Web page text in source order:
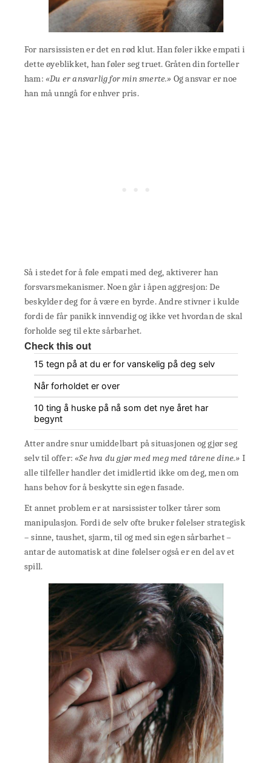
For narsissisten er det en rød klut. Han føler ikke empati i
dette øyeblikket, han føler seg truet. Gråten din forteller
ham: «Du er ansvarlig for min smerte.» Og ansvar er noe
han må unngå for enhver pris.
Så i stedet for å føle empati med deg, aktiverer han
forsvarsmekanismer. Noen går i åpen aggresjon: De
beskylder deg for å være en byrde. Andre stivner i kulde
fordi de får panikk innvendig og ikke vet hvordan de skal
forholde seg til ekte sårbarhet.
Check this out
15 tegn på at du er for vanskelig på deg selv
Når forholdet er over
10 ting å huske på nå som det nye året har
begynt
Atter andre snur umiddelbart på situasjonen og gjør seg
selv til offer:«Se hva du gjør med meg med tårene dine.» I
alle tilfeller handler det imidlertid ikke om deg, men om
hans behov for å beskytte sin egen fasade.
Et annet problem er at narsissister tolker tårer som
manipulasjon. Fordi de selv ofte bruker følelser strategisk
– sinne, taushet, sjarm, til og med sin egen sårbarhet –
antar de automatisk at dine følelser også er en del av et
spill.